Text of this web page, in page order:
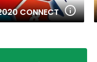
CONNECT